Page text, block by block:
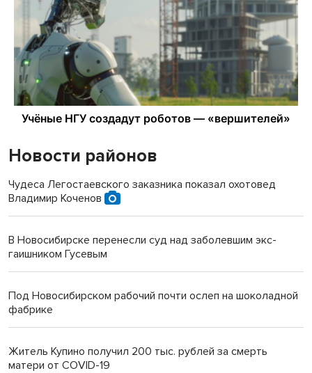
Новости районов
Чудеса Легостаевского заказника показал охотовед
Владимир Коченов
В Новосибирске перенесли суд над заболевшим экс-
гаишником Гусевым
Под Новосибирском рабочий почти ослеп на шоколадной
фабрике
Житель Купино получил 200 тыс. рублей за смерть
матери от COVID-19